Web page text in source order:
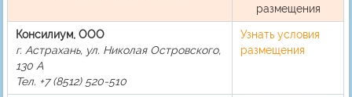
размещения
Консилиум, ООО
г. Астрахань, ул. Николая Островского,
130 А
Тел. +7 (8512) 520-510
Узнать условия
размещения